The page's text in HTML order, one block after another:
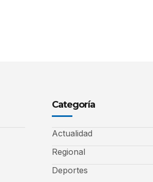
Categoría
Actualidad
Regional
Deportes